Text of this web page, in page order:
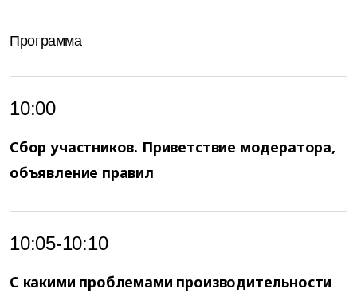
Программа
10:00
Сбор участников. Приветствие модератора,
объявление правил
10:05-10:10
С какими проблемами производительности